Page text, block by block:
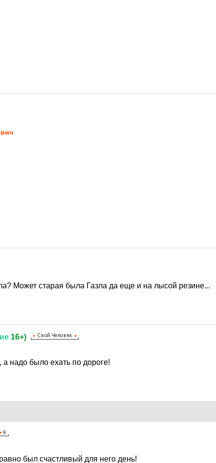
Может старая была Газла да еще и на лысой резине...
16+)
надо было ехать по дороге!
был счастливый для него день!